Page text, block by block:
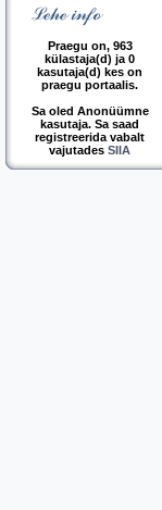
Praegu on, 963
külastaja(d) ja 0
kasutaja(d) kes on
praegu portaalis.
Sa oled Anonüümne
kasutaja. Sa saad
registreerida vabalt
vajutades SIIA